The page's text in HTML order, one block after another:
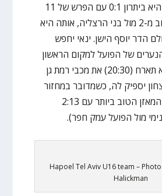
הפלייאוף, כשכרגע היא ביתרון 0:1 עם הפרש של 11
נקודות בסדרת הטוב מ-2 מול בני הרצליה, אותה היא
ב-18:00 באולם הדר יוסף הישן. ינאי יחפש
של הפועל למקום הראשון
בבית העליון, כשהיא תארח (20:30) את מכבי רמת גן
יספיק לה, כשמדובר במחזור
האחרון והיא בעלת המאזן הטוב ביותר עם 2:13
מול הפועל עמק חפר).
Hapoel Tel Aviv U16 team –
Halickman